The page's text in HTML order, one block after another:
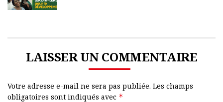
LAISSER UN COMMENTAIRE
Votre adresse e-mail ne sera pas publiée. Les champs
obligatoires sont indiqués avec *